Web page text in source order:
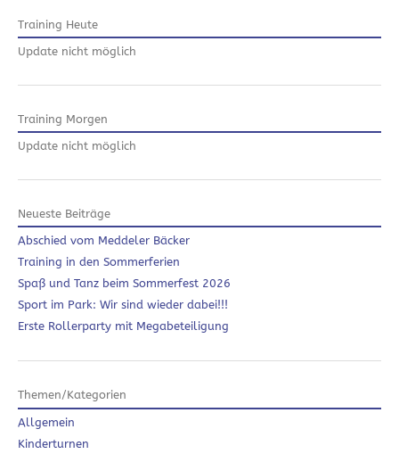
Training Heute
Update nicht möglich
Training Morgen
Update nicht möglich
Neueste Beiträge
Abschied vom Meddeler Bäcker
Training in den Sommerferien
Spaß und Tanz beim Sommerfest 2026
Sport im Park: Wir sind wieder dabei!!!
Erste Rollerparty mit Megabeteiligung
Themen/Kategorien
Allgemein
Kinderturnen